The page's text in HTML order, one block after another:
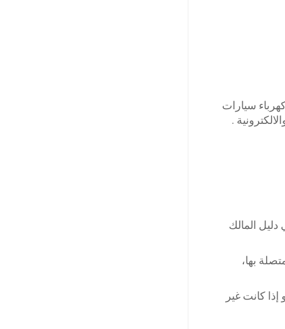
سيارات
.
المالك
بها،
إذا كانت غير